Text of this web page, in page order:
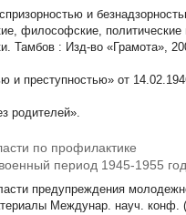
и
философские,
Тамбов : Изд-во «Грамота»,
и преступностью» от
родителей».
по профилактике
период 1945-1955
предупреждения
Междунар. науч. конф.